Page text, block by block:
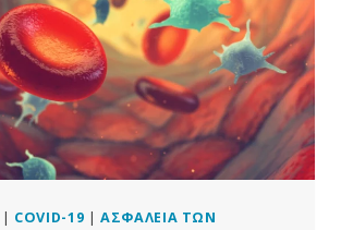
“ΨΈΜΑΤΑ”
ΤΩΝ
ΦΑΡΜΑΚΕΥΤΙΚΏΝ
ΓΙΑ
ΤΑ
ΕΜΒΌΛΙΑ
COVID
| COVID-19 |ΑΣΦΆΛΕΙΑ ΤΩΝ